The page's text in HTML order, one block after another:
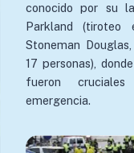
conocido por su
Parkland (tiroteo
Stoneman
17 personas),
fueron
emergencia.